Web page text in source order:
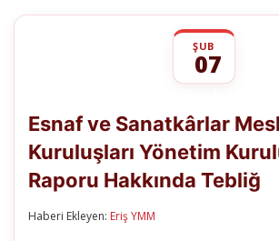
ŞUB
07
Sanatkârlar
Meslek
Kuruluşları
Kurulu
Esnaf ve Sanatkârlar
Kuruluşları Yönetim
Raporu Hakkında Tebliğ
Haberi Ekleyen: Eriş YMM